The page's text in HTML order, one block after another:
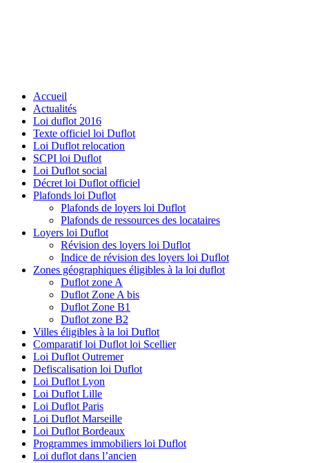
Accueil
Actualités
Loi duflot 2016
Texte officiel loi Duflot
Loi Duflot relocation
SCPI loi Duflot
Loi Duflot social
Décret loi Duflot officiel
Plafonds loi Duflot
Plafonds de loyers loi Duflot
Plafonds de ressources des locataires
Loyers loi Duflot
Révision des loyers loi Duflot
Indice de révision des loyers loi Duflot
Zones géographiques éligibles à la loi duflot
Duflot zone A
Duflot Zone A bis
Duflot Zone B1
Duflot zone B2
Villes éligibles à la loi Duflot
Comparatif loi Duflot loi Scellier
Loi Duflot Outremer
Defiscalisation loi Duflot
Loi Duflot Lyon
Loi Duflot Lille
Loi Duflot Paris
Loi Duflot Marseille
Loi Duflot Bordeaux
Programmes immobiliers loi Duflot
Loi duflot dans l’ancien